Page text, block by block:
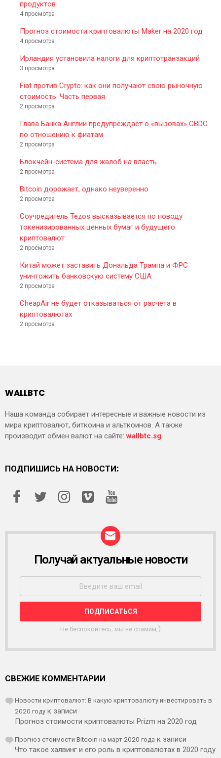
продуктов
4 просмотра
Прогноз стоимости криптовалюты Maker на 2020 год
4 просмотра
Ирландия установила налоги для криптотранзакций
3 просмотра
Fiat против Crypto: как они получают свою рыночную
стоимость. Часть первая
2 просмотра
Глава Банка Англии предупреждает о «вызовах» CBDC
по отношению к фиатам
2 просмотра
Блокчейн-система для жалоб на власть
2 просмотра
Bitcoin дорожает, однако неуверенно
2 просмотра
Соучредитель Tezos высказывается по поводу
токенизированных ценных бумаг и будущего
криптовалют
2 просмотра
Китай может заставить Дональда Трампа и ФРС
уничтожить банковскую систему США
2 просмотра
CheapAir не будет отказываться от расчета в
криптовалютах
2 просмотра
WALLBTC
Наша команда собирает интересные и важные новости из
мира криптовалют, биткоина и альткоинов. А также
производит обмен валют на сайте:wallbtc.sg
ПОДПИШИСЬ НА НОВОСТИ:
С
Ы
К
Получай актуальные новости
Не беспокойтесь, мы не спамим;)
СВЕЖИЕ КОММЕНТАРИИ
Новости криптовалют: В какую криптовалюту инвестировать в
2020 году к записи
Прогноз стоимости криптовалюты Prizm на 2020 год
Прогноз стоимости Bitcoin на март 2020 года к записи
Что такое халвинг и его роль в криптовалютах в 2020 году